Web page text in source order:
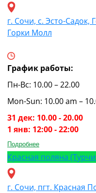
г. Сочи, с. Эсто-Садок,
Горки Молл
График работы:
Пн-Вс: 10.00 – 22.00
Mon-Sun: 10.00 am –
31 дек: 10.00 - 20.00
1 янв: 12:00 - 22:00
Подробнее
Красная поляна
г. Сочи, пгт. Красная